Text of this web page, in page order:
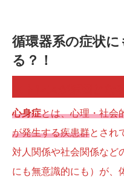
循環器系の症状
る？！
心身症とは、心理・社会
が発生する疾患群とされ
対人関係や社会関係など
にも無意識的にも）が、